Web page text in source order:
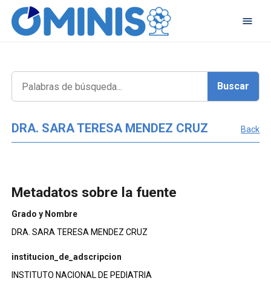
DRA. SARA TERESA MENDEZ CRUZ Back
Metadatos sobre la fuente
Grado y Nombre
DRA. SARA TERESA MENDEZ CRUZ
institucion_de_adscripcion
INSTITUTO NACIONAL DE PEDIATRIA